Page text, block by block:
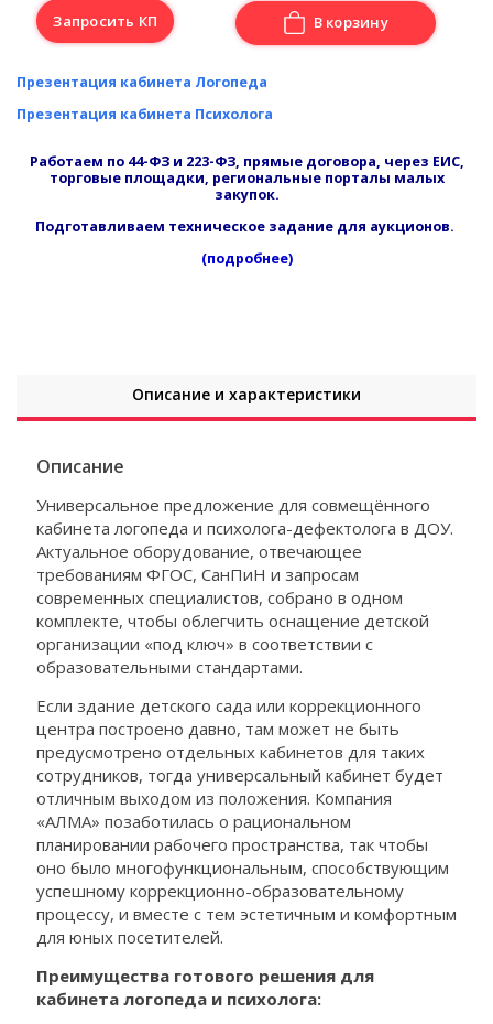
Запросить КП В корзину
Презентация кабинета Логопеда
Презентация кабинета Психолога
Работаем по 44-ФЗ и 223-ФЗ, прямые договора, через ЕИС,
торговые площадки, региональные порталы малых
закупок.
Подготавливаем техническое задание для аукционов.
(подробнее)
Описание и характеристики
Описание
Универсальное предложение для совмещённого
кабинета логопеда и психолога-дефектолога в ДОУ.
Актуальное оборудование, отвечающее
требованиям ФГОС, СанПиН и запросам
современных специалистов, собрано в одном
комплекте, чтобы облегчить оснащение детской
организации «под ключ» в соответствии с
образовательными стандартами.
Если здание детского сада или коррекционного
центра построено давно, там может не быть
предусмотрено отдельных кабинетов для таких
сотрудников, тогда универсальный кабинет будет
отличным выходом из положения. Компания
«АЛМА» позаботилась о рациональном
планировании рабочего пространства, так чтобы
оно было многофункциональным, способствующим
успешному коррекционно-образовательному
процессу, и вместе с тем эстетичным и комфортным
для юных посетителей.
Преимущества готового решения для
кабинета логопеда и психолога: